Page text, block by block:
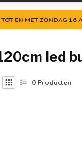
EN MET ZONDAG
led
0 Producten